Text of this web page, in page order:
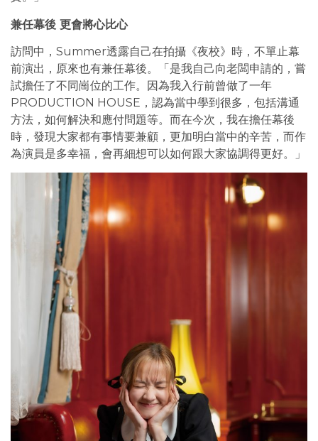
兼任幕後 更會將心比心
訪問中，Summer透露自己在拍攝《夜校》時，不單止幕
前演出，原來也有兼任幕後。「是我自己向老闆申請的，嘗
試擔任了不同崗位的工作。因為我入行前曾做了一年
PRODUCTION HOUSE，認為當中學到很多，包括溝通
方法，如何解決和應付問題等。而在今次，我在擔任幕後
時，發現大家都有事情要兼顧，更加明白當中的辛苦，而作
為演員是多幸福，會再細想可以如何跟大家協調得更好。」